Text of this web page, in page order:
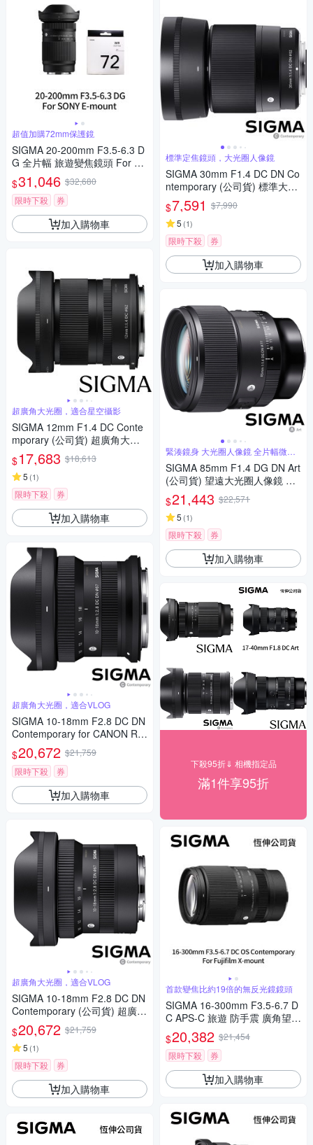
超值加購72mm保護鏡
SIGMA 20-200mm F3.5-6.3 D
G 全片幅 旅遊變焦鏡頭 For S
ONY E-mount + SIGMA WR U
V 72mm 最頂級保護鏡 (公司
貨)
$31,046 $32,680
限時下殺
券
加入購物車
超廣角大光圈，適合星空攝影
SIGMA 12mm F1.4 DC Conte
mporary (公司貨) 超廣角大光
圈定焦鏡 星空鏡 APS-C 無反微
單眼專用鏡頭
$17,683 $18,613
5 (1)
限時下殺 券
加入購物車
超廣角大光圈，適合VLOG
SIGMA 10-18mm F2.8 DC DN
Contemporary for CANON RF
接環 (公司貨) 超廣角變焦鏡頭
APS-C 無反微單眼鏡頭
$20,672 $21,759
限時下殺
券
加入購物車
超廣角大光圈，適合VLOG
SIGMA 10-18mm F2.8 DC DN
Contemporary (公司貨) 超廣角
變焦鏡頭 APS-C 無反微單眼鏡
頭
$20,672 $21,759
5 (1)
限時下殺 券
加入購物車
標準定焦鏡頭，大光圈人像鏡
SIGMA 30mm F1.4 DC DN Co
ntemporary (公司貨) 標準大光
圈定焦鏡頭 人像鏡 APS-C 無反
微單眼專用鏡頭
$7,591 $7,990
5 (1)
限時下殺 券
加入購物車
緊湊鏡身 大光圈人像鏡 全片幅微單
眼鏡頭
SIGMA 85mm F1.4 DG DN Art
(公司貨) 望遠大光圈人像鏡 全
片幅微單眼鏡頭
$21,443 $22,571
5 (1)
限時下殺 券
加入購物車
下殺95折⇓ 相機指定品
滿1件享95折
首款變焦比約19倍的無反光鏡鏡頭
SIGMA 16-300mm F3.5-6.7 D
C APS-C 旅遊 防手震 廣角望遠
鏡頭 For Fujifilm X-mount (公
司貨)
$20,382 $21,454
限時下殺
券
加入購物車